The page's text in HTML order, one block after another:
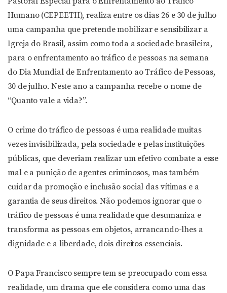
Humano (CEPEETH), realiza entre os dias 26 e 30 de julho
uma campanha que pretende mobilizar e sensibilizar a
Igreja do Brasil, assim como toda a sociedade brasileira,
para o enfrentamento ao tráfico de pessoas na semana
do Dia Mundial de Enfrentamento ao Tráfico de Pessoas,
30 de julho. Neste ano a campanha recebe o nome de
“Quanto vale a vida?”.
O crime do tráfico de pessoas é uma realidade muitas
vezes invisibilizada, pela sociedade e pelas instituições
públicas, que deveriam realizar um efetivo combate a esse
mal e a punição de agentes criminosos, mas também
cuidar da promoção e inclusão social das vítimas e a
garantia de seus direitos. Não podemos ignorar que o
tráfico de pessoas é uma realidade que desumaniza e
transforma as pessoas em objetos, arrancando-lhes a
dignidade e a liberdade, dois direitos essenciais.
O Papa Francisco sempre tem se preocupado com essa
realidade, um drama que ele considera como uma das